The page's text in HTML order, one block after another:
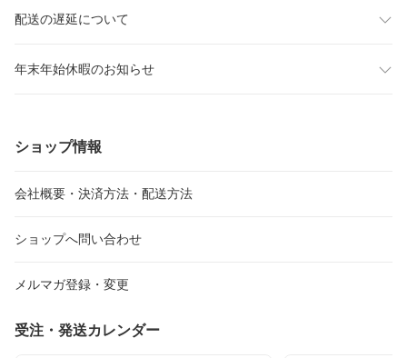
配送の遅延について
年末年始休暇のお知らせ
ショップ情報
会社概要・決済方法・配送方法
ショップへ問い合わせ
メルマガ登録・変更
受注・発送カレンダー